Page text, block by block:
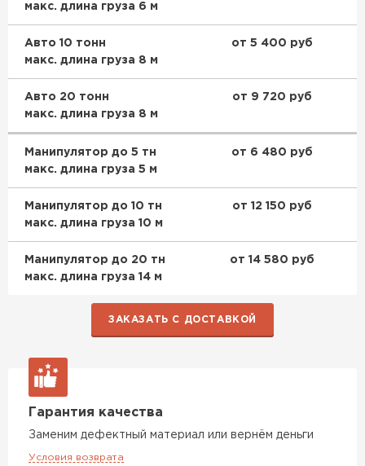
макс. длина груза 6 м
Авто 10 тонн
макс. длина груза 8 м
от 5 400 руб
Авто 20 тонн
макс. длина груза 8 м
от 9 720 руб
Манипулятор до 5 тн
макс. длина груза 5 м
от 6 480 руб
Манипулятор до 10 тн
макс. длина груза 10 м
от 12 150 руб
Манипулятор до 20 тн
макс. длина груза 14 м
от 14 580 руб
ЗАКАЗАТЬ С ДОСТАВКОЙ
Гарантия качества
Заменим дефектный материал или вернём деньги
Условия возврата